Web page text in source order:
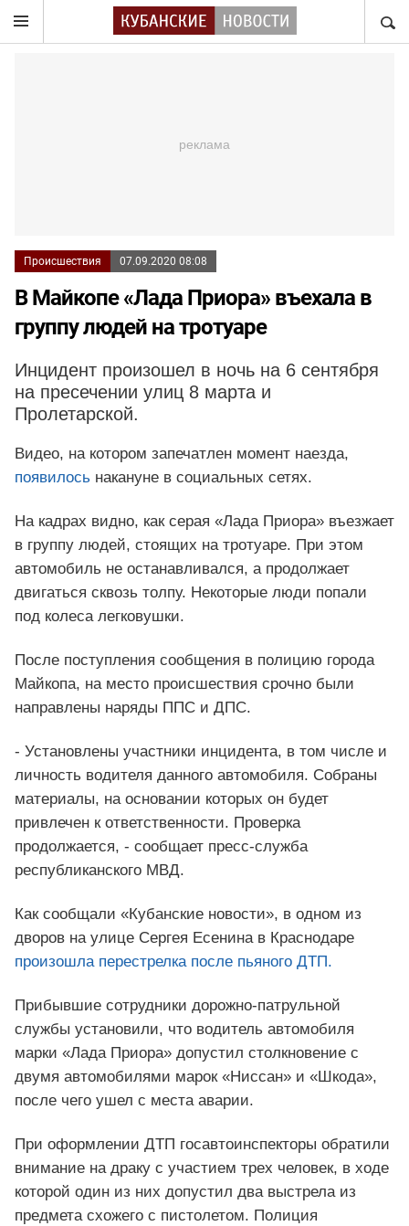
Происшествия 07.09.2020 08:08
В Майкопе «Лада Приора» въехала в
группу людей на тротуаре
Инцидент произошел в ночь на 6 сентября
на пресечении улиц 8 марта и
Пролетарской.
Видео, на котором запечатлен момент наезда,
появилось накануне в социальных сетях.
На кадрах видно, как серая «Лада Приора» въезжает
в группу людей, стоящих на тротуаре. При этом
автомобиль не останавливался, а продолжает
двигаться сквозь толпу. Некоторые люди попали
под колеса легковушки.
После поступления сообщения в полицию города
Майкопа, на место происшествия срочно были
направлены наряды ППС и ДПС.
- Установлены участники инцидента, в том числе и
личность водителя данного автомобиля. Собраны
материалы, на основании которых он будет
привлечен к ответственности. Проверка
продолжается, - сообщает пресс-служба
республиканского МВД.
Как сообщали «Кубанские новости», в одном из
дворов на улице Сергея Есенина в Краснодаре
произошла перестрелка после пьяного ДТП.
Прибывшие сотрудники дорожно-патрульной
службы установили, что водитель автомобиля
марки «Лада Приора» допустил столкновение с
двумя автомобилями марок «Ниссан» и «Шкода»,
после чего ушел с места аварии.
При оформлении ДТП госавтоинспекторы обратили
внимание на драку с участием трех человек, в ходе
которой один из них допустил два выстрела из
предмета схожего с пистолетом. Полиция